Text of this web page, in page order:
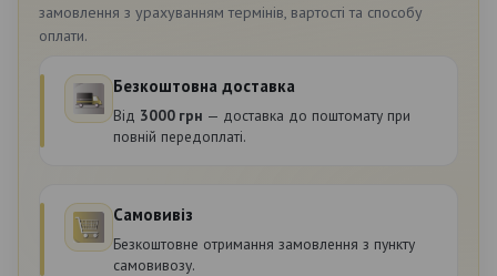
замовлення з урахуванням термінів, вартості та способу
оплати.
Безкоштовна доставка
Від 3000 грн — доставка до поштомату при
повній передоплаті.
Самовивіз
Безкоштовне отримання замовлення з пункту
самовивозу.